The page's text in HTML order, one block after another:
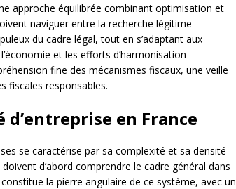
approche équilibrée combinant optimisation et
naviguer entre la recherche légitime
du cadre légal, tout en s’adaptant aux
et les efforts d’harmonisation
fine des mécanismes fiscaux, une veille
fiscales responsables.
en France
se caractérise par sa complexité et sa densité
doivent d’abord comprendre le cadre général dans
constitue la pierre angulaire de ce système, avec un